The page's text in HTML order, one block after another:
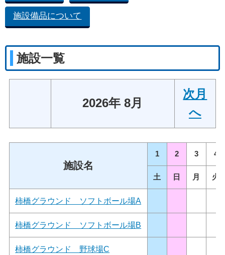
施設備品について
施設一覧
2026年 8月
次月
へ
施設名
1 2 3 4
土 日 月 火
柿橋グラウンド ソフトボール場A
柿橋グラウンド ソフトボール場B
柿橋グラウンド 野球場C